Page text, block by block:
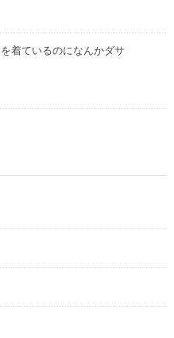
着ているのになんかダサ